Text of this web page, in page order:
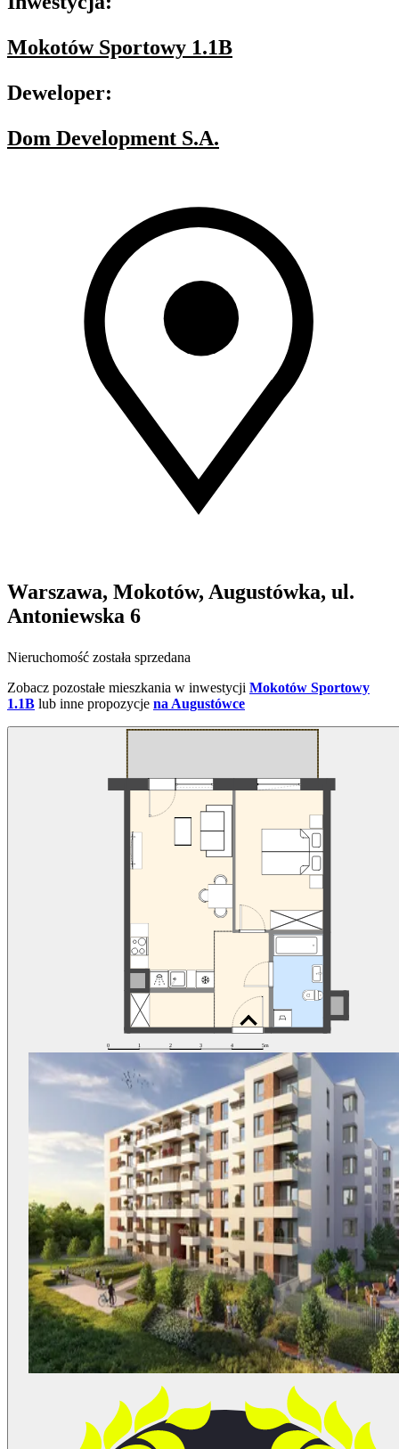
Mokotów Sportowy 1.1B
Deweloper:
Dom Development S.A.
Warszawa, Mokotów, Augustówka, ul.
Antoniewska 6
Nieruchomość została sprzedana
Zobacz pozostałe mieszkania w inwestycji Mokotów Sportowy
1.1B lub inne propozycje na Augustówce